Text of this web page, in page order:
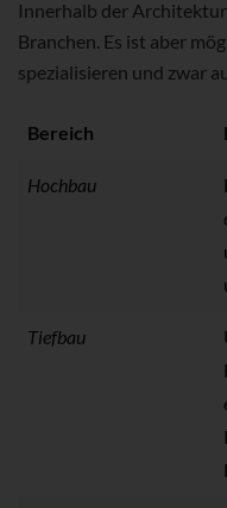
Innerhalb der
Branchen. Es ist aber
spezialisieren und zwar
Bereich
Hochbau
Tiefbau